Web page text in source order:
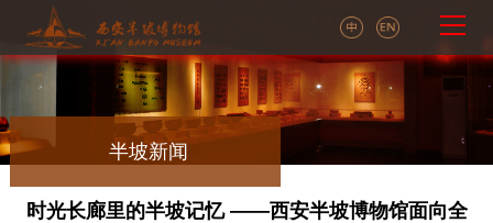
半坡新闻
时光长廊里的半坡记忆 ——西安半坡博物馆面向全